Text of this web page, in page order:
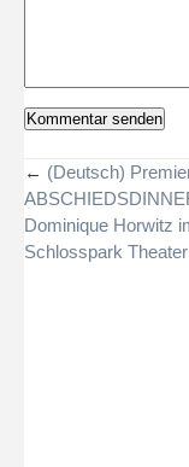
← (Deutsch)
Dominique Horwitz
Schlosspark